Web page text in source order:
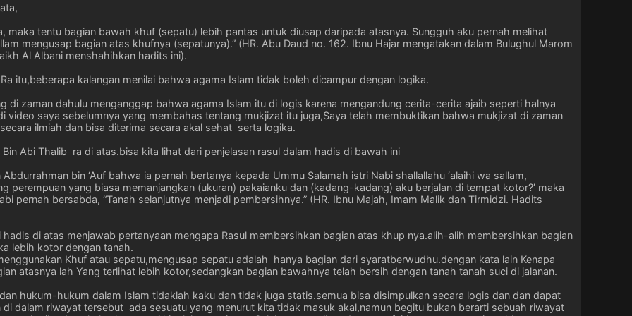
maka tentu bagian bawah khuf (sepatu) lebih pantas untuk diusap daripada atasnya. Sungguh aku pernah melihat
mengusap bagian atas khufnya (sepatunya).” (HR. Abu Daud no. 162. Ibnu Hajar mengatakan dalam Bulughul Marom
Al Albani menshahihkan hadits ini).
itu,beberapa kalangan menilai bahwa agama Islam tidak boleh dicampur dengan logika.
di zaman dahulu menganggap bahwa agama Islam itu di logis karena mengandung cerita-cerita ajaib seperti halnya
video saya sebelumnya yang membahas tentang mukjizat itu juga,Saya telah membuktikan bahwa mukjizat di zaman
ilmiah dan bisa diterima secara akal sehat serta logika.
Abi Thalib ra di atas.bisa kita lihat dari penjelasan rasul dalam hadis di bawah ini
bin ‘Auf bahwa ia pernah bertanya kepada Ummu Salamah istri Nabi shallallahu ‘alaihi wa sallam,
perempuan yang biasa memanjangkan (ukuran) pakaianku dan (kadang-kadang) aku berjalan di tempat kotor?’ maka
pernah bersabda, “Tanah selanjutnya menjadi pembersihnya.” (HR. Ibnu Majah, Imam Malik dan Tirmidzi. Hadits
di atas menjawab pertanyaan mengapa Rasul membersihkan bagian atas khup nya.alih-alih membersihkan bagian
lebih kotor dengan tanah.
Khuf atau sepatu,mengusap sepatu adalah hanya bagian dari syaratberwudhu.dengan kata lain Kenapa
atasnya lah Yang terlihat lebih kotor,sedangkan bagian bawahnya telah bersih dengan tanah tanah suci di jalanan.
hukum-hukum dalam Islam tidaklah kaku dan tidak juga statis.semua bisa disimpulkan secara logis dan dan dapat
dalam riwayat tersebut ada sesuatu yang menurut kita tidak masuk akal,namun begitu bukan berarti sebuah riwayat